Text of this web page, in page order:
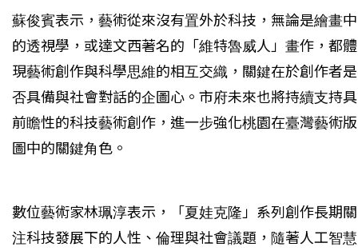
蘇俊賓表示，藝術從來沒有置外於科技，無論是繪畫中
的透視學，或達文西著名的「維特魯威人」畫作，都體
現藝術創作與科學思維的相互交織，關鍵在於創作者是
否具備與社會對話的企圖心。市府未來也將持續支持具
前瞻性的科技藝術創作，進一步強化桃園在臺灣藝術版
圖中的關鍵角色。
數位藝術家林珮淳表示，「夏娃克隆」系列創作長期關
注科技發展下的人性、倫理與社會議題，隨著人工智慧